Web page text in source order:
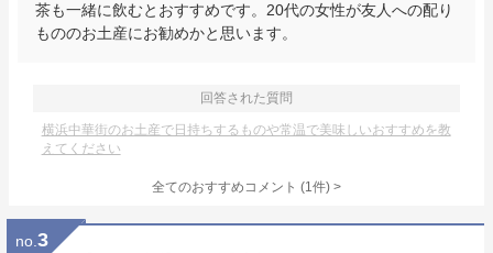
茶も一緒に飲むとおすすめです。20代の女性が友人への配り
もののお土産にお勧めかと思います。
回答された質問
横浜中華街のお土産で日持ちするものや常温で美味しいおすすめを教
えてください
全てのおすすめコメント (1件) >
no. 3